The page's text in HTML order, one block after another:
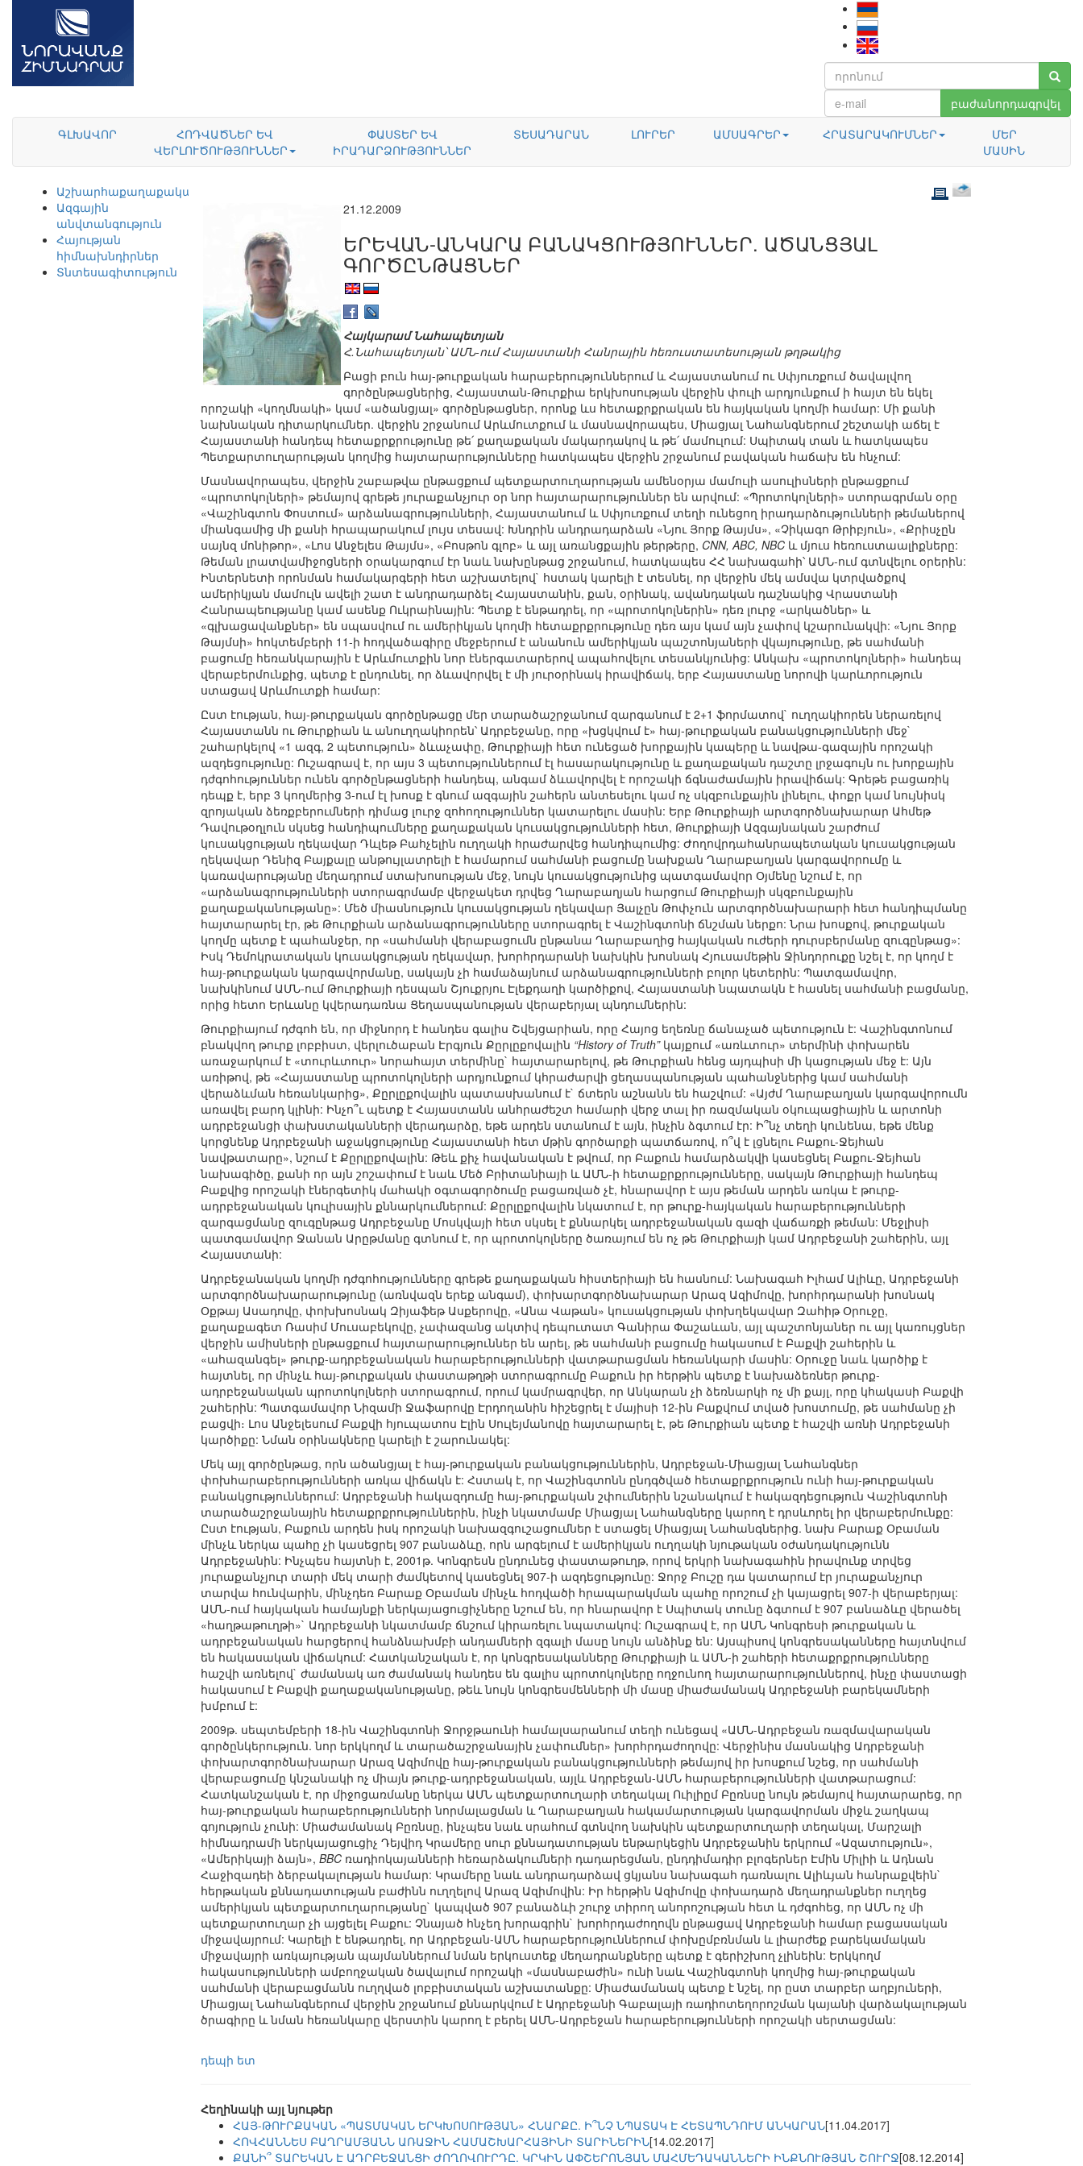
բաժանորդագրվել
ԳԼԽԱՎՈՐ
ՀՈԴՎԱԾՆԵՐ ԵՎ
ՎԵՐԼՈՒԾՈՒԹՅՈՒՆՆԵՐ
ՓԱՍՏԵՐ ԵՎ
ԻՐԱԴԱՐՁՈՒԹՅՈՒՆՆԵՐ
ՏԵՍԱԴԱՐԱՆ ԼՈՒՐԵՐ ԱՄՍԱԳՐԵՐ ՀՐԱՏԱՐԱԿՈՒՄՆԵՐ
ՄԵՐ
ՄԱՍԻՆ
Աշխարհաքաղաքականություն
Ազգային
անվտանգություն
Հայության
հիմնախնդիրներ
Տնտեսագիտություն
21.12.2009
ԵՐԵՎԱՆ-ԱՆԿԱՐԱ ԲԱՆԱԿՑՈՒԹՅՈՒՆՆԵՐ. ԱԾԱՆՑՅԱԼ
ԳՈՐԾԸՆԹԱՑՆԵՐ
Հայկարամ Նահապետյան
Հ.Նահապետյան՝ ԱՄՆ-ում Հայաստանի Հանրային հեռուստատեսության թղթակից
Բացի բուն հայ-թուրքական հարաբերություններում և Հայաստանում ու Սփյուռքում ծավալվող
գործընթացներից, Հայաստան-Թուրքիա երկխոսության վերջին փուլի արդյունքում ի հայտ են եկել
որոշակի «կողմնակի» կամ «ածանցյալ» գործընթացներ, որոնք ևս հետաքրքրական են հայկական կողմի համար: Մի քանի
նախնական դիտարկումներ. վերջին շրջանում Արևմուտքում և մասնավորապես, Միացյալ Նահանգներում շեշտակի աճել է
Հայաստանի հանդեպ հետաքրքրությունը թե՛ քաղաքական մակարդակով և թե՛ մամուլում: Սպիտակ տան և հատկապես
Պետքարտուղարության կողմից հայտարարությունները հատկապես վերջին շրջանում բավական հաճախ են հնչում:
Մասնավորապես, վերջին շաբաթվա ընթացքում պետքարտուղարության ամենօրյա մամուլի ասուլիսների ընթացքում
«պրոտոկոլների» թեմայով գրեթե յուրաքանչյուր օր նոր հայտարարություններ են արվում: «Պրոտոկոլների» ստորագրման օրը
«Վաշինգտոն Փոստում» արձանագրությունների, Հայաստանում և Սփյուռքում տեղի ունեցող իրադարձությունների թեմաներով
միանգամից մի քանի հրապարակում լույս տեսավ: Խնդրին անդրադարձան «Նյու Յորք Թայմս», «Չիկագո Թրիբյուն», «Քրիսչըն
սայնզ մոնիթոր», «Լոս Անջելես Թայմս», «Բոսթոն գլոբ» և այլ առանցքային թերթերը, CNN, ABC, NBC և մյուս հեռուստաալիքները:
Թեման լրատվամիջոցների օրակարգում էր նաև նախընթաց շրջանում, հատկապես ՀՀ նախագահի՝ ԱՄՆ-ում գտնվելու օրերին:
Ինտերնետի որոնման համակարգերի հետ աշխատելով` հստակ կարելի է տեսնել, որ վերջին մեկ ամսվա կտրվածքով
ամերիկյան մամուլն ավելի շատ է անդրադարձել Հայաստանին, քան, օրինակ, ավանդական դաշնակից Վրաստանի
Հանրապեությանը կամ ասենք Ուկրաինային: Պետք է ենթադրել, որ «պրոտոկոլներին» դեռ լուրջ «արկածներ» և
«գլխացավանքներ» են սպասվում ու ամերիկյան կողմի հետաքրքրությունը դեռ այս կամ այն չափով կշարունակվի: «Նյու Յորք
Թայմսի» հոկտեմբերի 11-ի հոդվածագիրը մեջբերում է անանուն ամերիկյան պաշտոնյաների վկայությունը, թե սահմանի
բացումը հեռանկարային է Արևմուտքին նոր էներգատարերով ապահովելու տեսանկյունից: Անկախ «պրոտոկոլների» հանդեպ
վերաբերմունքից, պետք է ընդունել, որ ձևավորվել է մի յուրօրինակ իրավիճակ, երբ Հայաստանը նորովի կարևորություն
ստացավ Արևմուտքի համար:
Ըստ էության, հայ-թուրքական գործընթացը մեր տարածաշրջանում զարգանում է 2+1 ֆորմատով` ուղղակիորեն ներառելով
Հայաստանն ու Թուրքիան և անուղղակիորեն՝ Ադրբեջանը, որը «խցկվում է» հայ-թուրքական բանակցությունների մեջ`
շահարկելով «1 ազգ, 2 պետություն» ձևաչափը, Թուրքիայի հետ ունեցած խորքային կապերը և նավթա-գազային որոշակի
ազդեցությունը: Ուշագրավ է, որ այս 3 պետություններում էլ հասարակությունը և քաղաքական դաշտը լրջագույն ու խորքային
դժգոհություններ ունեն գործընթացների հանդեպ, անգամ ձևավորվել է որոշակի ճգնաժամային իրավիճակ: Գրեթե բացառիկ
դեպք է, երբ 3 կողմերից 3-ում էլ խոսք է գնում ազգային շահերն անտեսելու կամ ոչ սկզբունքային լինելու, փոքր կամ նույնիսկ
զրոյական ձեռքբերումների դիմաց լուրջ զոհողություններ կատարելու մասին: Երբ Թուրքիայի արտգործնախարար Ահմեթ
Դավութօղլուն սկսեց հանդիպումները քաղաքական կուսակցությունների հետ, Թուրքիայի Ազգայնական շարժում
կուսակցության ղեկավար Դևլեթ Բահչելին ուղղակի հրաժարվեց հանդիպումից: Ժողովրդահանրապետական կուսակցության
ղեկավար Դենիզ Բայքալը անթույլատրելի է համարում սահմանի բացումը նախքան Ղարաբաղյան կարգավորումը և
կառավարությանը մեղադրում ստախոսության մեջ, նույն կուսակցությունից պատգամավոր Օյմենը նշում է, որ
«արձանագրությունների ստորագրմամբ վերջակետ դրվեց Ղարաբաղյան հարցում Թուրքիայի սկզբունքային
քաղաքականությանը»: Մեծ միասնություն կուսակցության ղեկավար Յալչըն Թոփչուն արտգործնախարարի հետ հանդիպմանը
հայտարարել էր, թե Թուրքիան արձանագրությունները ստորագրել է Վաշինգտոնի ճնշման ներքո: Նրա խոսքով, թուրքական
կողմը պետք է պահանջեր, որ «սահմանի վերաբացումն ընթանա Ղարաբաղից հայկական ուժերի դուրսբերմանը զուգընթաց»:
Իսկ Դեմոկրատական կուսակցության ղեկավար, խորհրդարանի նախկին խոսնակ Հյուսամեթին Ջինդորուքը նշել է, որ կողմ է
հայ-թուրքական կարգավորմանը, սակայն չի համաձայնում արձանագրությունների բոլոր կետերին: Պատգամավոր,
նախկինում ԱՄՆ-ում Թուրքիայի դեսպան Շյուքրյու Էլեքդաղի կարծիքով, Հայաստանի նպատակն է հասնել սահմանի բացմանը,
որից հետո Երևանը կվերադառնա Ցեղասպանության վերաբերյալ պնդումներին:
Թուրքիայում դժգոհ են, որ միջնորդ է հանդես գալիս Շվեյցարիան, որը Հայոց եղեռնը ճանաչած պետություն է: Վաշինգտոնում
բնակվող թուրք լոբբիստ, վերլուծաբան Էրգյուն Քըրլըքովալին “History of Truth”կայքում «առևտուր» տերմինի փոխարեն
առաջարկում է «տուրևտուր» նորահայտ տերմինը` հայտարարելով, թե Թուրքիան հենց այդպիսի մի կացության մեջ է: Այն
առիթով, թե «Հայաստանը պրոտոկոլների արդյունքում կհրաժարվի ցեղասպանության պահանջներից կամ սահմանի
վերաձևման հեռանկարից», Քըրլըքովալին պատասխանում է` ճտերն աշնանն են հաշվում: «Այժմ Ղարաբաղյան կարգավորումն
առավել բարդ կլինի: Ինչո՞ւ պետք է Հայաստանն անհրաժեշտ համարի վերջ տալ իր ռազմական օկուպացիային և արտոնի
ադրբեջանցի փախստականների վերադարձը, եթե արդեն ստանում է այն, ինչին ձգտում էր: Ի՞նչ տեղի կունենա, եթե մենք
կորցնենք Ադրբեջանի աջակցությունը Հայաստանի հետ մթին գործարքի պատճառով, ո՞վ է լցնելու Բաքու-Ջեյհան
նավթատարը», նշում է Քըրլըքովալին: Թեև քիչ հավանական է թվում, որ Բաքուն համարձակվի կասեցնել Բաքու-Ջեյհան
նախագիծը, քանի որ այն շոշափում է նաև Մեծ Բրիտանիայի և ԱՄՆ-ի հետաքրքրությունները, սակայն Թուրքիայի հանդեպ
Բաքվից որոշակի էներգետիկ մահակի օգտագործումը բացառված չէ, հնարավոր է այս թեման արդեն առկա է թուրք-
ադրբեջանական կուլիսային քննարկումներում: Քըրլըքովալին նկատում է, որ թուրք-հայկական հարաբերությունների
զարգացմանը զուգընթաց Ադրբեջանը Մոսկվայի հետ սկսել է քննարկել ադրբեջանական գազի վաճառքի թեման: Մեջլիսի
պատգամավոր Ջանան Արըթմանը գտնում է, որ պրոտոկոլները ծառայում են ոչ թե Թուրքիայի կամ Ադրբեջանի շահերին, այլ
Հայաստանի:
Ադրբեջանական կողմի դժգոհությունները գրեթե քաղաքական հիստերիայի են հասնում: Նախագահ Իլհամ Ալիևը, Ադրբեջանի
արտգործնախարարությունը (առնվազն երեք անգամ), փոխարտգործնախարար Արազ Ազիմովը, խորհրդարանի խոսնակ
Օքթայ Ասադովը, փոխխոսնակ Զիյաֆեթ Ասքերովը, «Անա Վաթան» կուսակցության փոխղեկավար Զահիթ Օրուջը,
քաղաքագետ Ռասիմ Մուսաբեկովը, չափազանց ակտիվ դեպուտատ Գանիրա Փաշաևան, այլ պաշտոնյաներ ու այլ կառույցներ
վերջին ամիսների ընթացքում հայտարարություններ են արել, թե սահմանի բացումը հակասում է Բաքվի շահերին և
«ահազանգել» թուրք-ադրբեջանական հարաբերությունների վատթարացման հեռանկարի մասին: Օրուջը նաև կարծիք է
հայտնել, որ մինչև հայ-թուրքական փաստաթղթի ստորագրումը Բաքուն իր հերթին պետք է նախաձեռներ թուրք-
ադրբեջանական պրոտոկոլների ստորագրում, որում կամրագրվեր, որ Անկարան չի ձեռնարկի ոչ մի քայլ, որը կհակասի Բաքվի
շահերին: Պատգամավոր Նիզամի Ջաֆարովը Էրդողանին հիշեցրել է մայիսի 12-ին Բաքվում տված խոստումը, թե սահմանը չի
բացվի։ Լոս Անջելեսում Բաքվի հյուպատոս Էլին Սուլեյմանովը հայտարարել է, թե Թուրքիան պետք է հաշվի առնի Ադրբեջանի
կարծիքը: Նման օրինակները կարելի է շարունակել:
Մեկ այլ գործընթաց, որն ածանցյալ է հայ-թուրքական բանակցություններին, Ադրբեջան-Միացյալ Նահանգներ
փոխհարաբերությունների առկա վիճակն է: Հստակ է, որ Վաշինգտոնն ընդգծված հետաքրքրություն ունի հայ-թուրքական
բանակցություններում: Ադրբեջանի հակազդումը հայ-թուրքական շփումներին նշանակում է հակազդեցություն Վաշինգտոնի
տարածաշրջանային հետաքրքրություններին, ինչի նկատմամբ Միացյալ Նահանգները կարող է դրսևորել իր վերաբերմունքը:
Ըստ էության, Բաքուն արդեն իսկ որոշակի նախազգուշացումներ է ստացել Միացյալ Նահանգներից. նախ Բարաք Օբաման
մինչև ներկա պահը չի կասեցրել 907 բանաձևը, որն արգելում է ամերիկյան ուղղակի նյութական օժանդակությունն
Ադրբեջանին: Ինչպես հայտնի է, 2001թ. Կոնգրեսն ընդունեց փաստաթուղթ, որով երկրի նախագահին իրավունք տրվեց
յուրաքանչյուր տարի մեկ տարի ժամկետով կասեցնել 907-ի ազդեցությունը: Ջորջ Բուշը դա կատարում էր յուրաքանչյուր
տարվա հունվարին, մինչդեռ Բարաք Օբաման մինչև հոդվածի հրապարակման պահը որոշում չի կայացրել 907-ի վերաբերյալ:
ԱՄՆ-ում հայկական համայնքի ներկայացուցիչները նշում են, որ հնարավոր է Սպիտակ տունը ձգտում է 907 բանաձևը վերածել
«հաղթաթուղթի»` Ադրբեջանի նկատմամբ ճնշում կիրառելու նպատակով: Ուշագրավ է, որ ԱՄՆ Կոնգրեսի թուրքական և
ադրբեջանական հարցերով հանձնախմբի անդամների զգալի մասը նույն անձինք են: Այսպիսով կոնգրեսականները հայտնվում
են հակասական վիճակում: Հատկանշական է, որ կոնգրեսականները Թուրքիայի և ԱՄՆ-ի շահերի հետաքրքրությունները
հաշվի առնելով` ժամանակ առ ժամանակ հանդես են գալիս պրոտոկոլները ողջունող հայտարարություններով, ինչը փաստացի
հակասում է Բաքվի քաղաքականությանը, թեև նույն կոնգրեսմենների մի մասը միաժամանակ Ադրբեջանի բարեկամների
խմբում է:
2009թ. սեպտեմբերի 18-ին Վաշինգտոնի Ջորջթաունի համալսարանում տեղի ունեցավ «ԱՄՆ-Ադրբեջան ռազմավարական
գործընկերություն. նոր երկկողմ և տարածաշրջանային չափումներ» խորհրդաժողովը: Վերջինիս մասնակից Ադրբեջանի
փոխարտգործնախարար Արազ Ազիմովը հայ-թուրքական բանակցությունների թեմայով իր խոսքում նշեց, որ սահմանի
վերաբացումը կնշանակի ոչ միայն թուրք-ադրբեջանական, այլև Ադրբեջան-ԱՄՆ հարաբերությունների վատթարացում:
Հատկանշական է, որ միջոցառմանը ներկա ԱՄՆ պետքարտուղարի տեղակալ Ուիլիըմ Բըռնսը նույն թեմայով հայտարարեց, որ
հայ-թուրքական հարաբերությունների նորմալացման և Ղարաբաղյան հակամարտության կարգավորման միջև շաղկապ
գոյություն չունի: Միաժամանակ Բըռնսը, ինչպես նաև սրահում գտնվող նախկին պետքարտուղարի տեղակալ, Մարշալի
հիմնադրամի ներկայացուցիչ Դեյվիդ Կրամերը սուր քննադատության ենթարկեցին Ադրբեջանին երկրում «Ազատություն»,
«Ամերիկայի ձայն», BBC ռադիոկայանների հեռարձակումների դադարեցման, ընդդիմադիր բլոգերներ Էմին Միլիի և Ադնան
Հաջիզադեի ձերբակալության համար: Կրամերը նաև անդրադարձավ ցկյանս նախագահ դառնալու Ալիևյան հանրաքվեին`
հերթական քննադատության բաժինն ուղղելով Արազ Ազիմովին: Իր հերթին Ազիմովը փոխադարձ մեղադրանքներ ուղղեց
ամերիկյան պետքարտուղարությանը` կապված 907 բանաձևի շուրջ տիրող անորոշության հետ և դժգոհեց, որ ԱՄՆ ոչ մի
պետքարտուղար չի այցելել Բաքու: Չնայած հնչեղ խորագրին` խորհրդաժողովն ընթացավ Ադրբեջանի համար բացասական
միջավայրում: Կարելի է ենթադրել, որ Ադրբեջան-ԱՄՆ հարաբերություններում փոխըմբռնման և լիարժեք բարեկամական
միջավայրի առկայության պայմաններում նման երկուստեք մեղադրանքները պետք է գերիշխող չլինեին: Երկկողմ
հակասությունների ամբողջական ծավալում որոշակի «մասնաբաժին» ունի նաև Վաշինգտոնի կողմից հայ-թուրքական
սահմանի վերաբացմանն ուղղված լոբբիստական աշխատանքը: Միաժամանակ պետք է նշել, որ ըստ տարբեր աղբյուների,
Միացյալ Նահանգներում վերջին շրջանում քննարկվում է Ադրբեջանի Գաբալայի ռադիոտեղորոշման կայանի վարձակալության
ծրագիրը և նման հեռանկարը վերստին կարող է բերել ԱՄՆ-Ադրբեջան հարաբերությունների որոշակի սերտացման:
դեպի ետ
Հեղինակի այլ նյութեր
ՀԱՅ-ԹՈՒՐՔԱԿԱՆ «ՊԱՏՄԱԿԱՆ ԵՐԿԽՈՍՈՒԹՅԱՆ» ՀՆԱՐՔԸ. Ի՞ՆՉ ՆՊԱՏԱԿ Է ՀԵՏԱՊՆԴՈՒՄ ԱՆԿԱՐԱՆ[11.04.2017]
ՀՈՎՀԱՆՆԵՍ ԲԱՂՐԱՄՅԱՆՆ ԱՌԱՋԻՆ ՀԱՄԱՇԽԱՐՀԱՅԻՆԻ ՏԱՐԻՆԵՐԻՆ[14.02.2017]
ՔԱՆԻ՞ ՏԱՐԵԿԱՆ Է ԱԴՐԲԵՋԱՆՑԻ ԺՈՂՈՎՈՒՐԴԸ. ԿՐԿԻՆ ԱՓՇԵՐՈՆՅԱՆ ՄԱՀՄԵԴԱԿԱՆՆԵՐԻ ԻՆՔՆՈՒԹՅԱՆ ՇՈՒՐՋ[08.12.2014]